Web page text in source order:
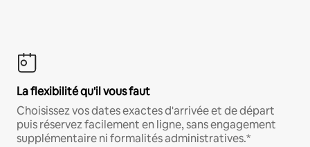
La flexibilité qu'il vous faut
Choisissez vos dates exactes d'arrivée et de départ
puis réservez facilement en ligne, sans engagement
supplémentaire ni formalités administratives.*